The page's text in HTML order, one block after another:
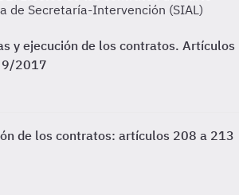
de Secretaría-Intervención (SIAL)
y ejecución de los contratos. Artículos
9/2017
de los contratos: artículos 208 a 213